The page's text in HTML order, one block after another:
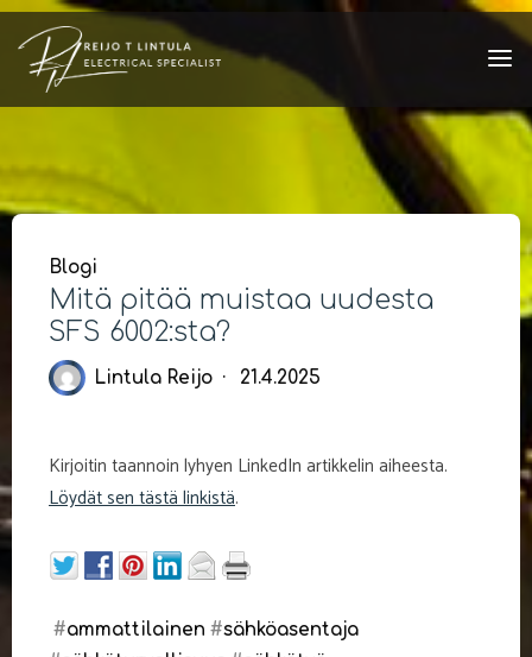
Skip
content
Blogi
Mitä pitää muistaa uudesta
SFS 6002:sta?
Lintula Reijo 21.4.2025
Kirjoitin taannoin lyhyen LinkedIn artikkelin aiheesta.
Löydät sen tästä linkistä.
#ammattilainen #sähköasentaja